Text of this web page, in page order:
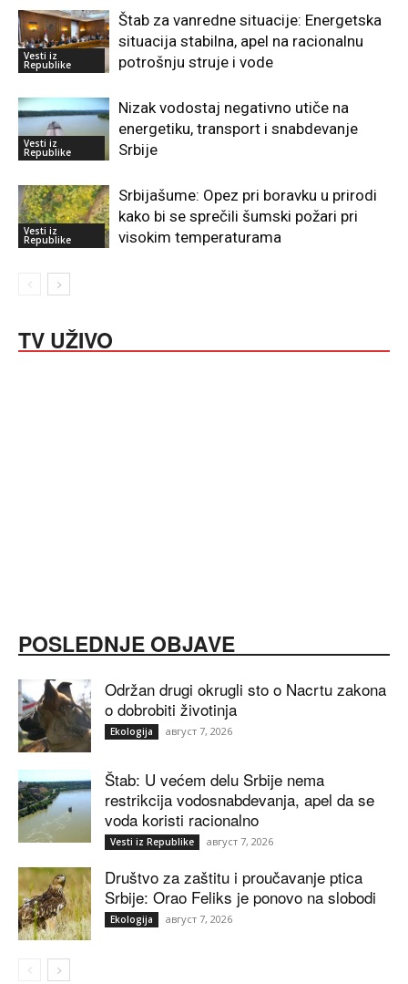
Vesti iz
Republike
Štab za vanredne situacije: Energetska
situacija stabilna, apel na racionalnu
potrošnju struje i vode
Vesti iz
Republike
Nizak vodostaj negativno utiče na
energetiku, transport i snabdevanje
Srbije
Vesti iz
Republike
Srbijašume: Opez pri boravku u prirodi
kako bi se sprečili šumski požari pri
visokim temperaturama
TV UŽIVO
POSLEDNJE OBJAVE
Održan drugi okrugli sto o Nacrtu zakona
o dobrobiti životinja
Ekologija август 7, 2026
Štab: U većem delu Srbije nema
restrikcija vodosnabdevanja, apel da se
voda koristi racionalno
Vesti iz Republike август 7, 2026
Društvo za zaštitu i proučavanje ptica
Srbije: Orao Feliks je ponovo na slobodi
Ekologija август 7, 2026